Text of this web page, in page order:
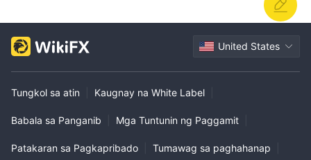
United States
Tungkol sa atin Kaugnay na White Label
Babala sa Panganib Mga Tuntunin ng Paggamit
Patakaran sa Pagkapribado Tumawag sa paghahanap